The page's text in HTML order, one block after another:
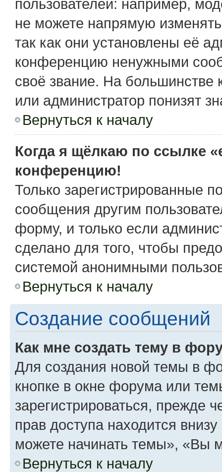
пользователей: например,
не можете напрямую
так как они установлены её
конференцию ненужными
своё звание. На
или администратор понизят
Вернуться к началу
Когда я щёлкаю по ссылке
конференцию!
Только зарегистрированные
сообщения другим
форму, и только если
сделано для того, чтобы
системой анонимными
Вернуться к началу
Создание сообщений
Как мне создать тему в
Для создания новой темы в
кнопке в окне форума или
зарегистрироваться, прежде
прав доступа находится
можете начинать темы», «Вы
Вернуться к началу